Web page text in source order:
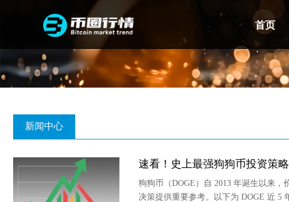
首页
新闻中心
速看！史上最强狗狗币投资策
狗狗币（DOGE）自 2013 年诞生以来
决策提供重要参考。以下为 DOGE 近 5